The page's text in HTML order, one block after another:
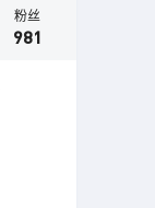
粉丝
981